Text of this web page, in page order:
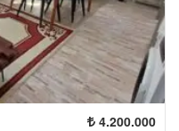
4.200.000